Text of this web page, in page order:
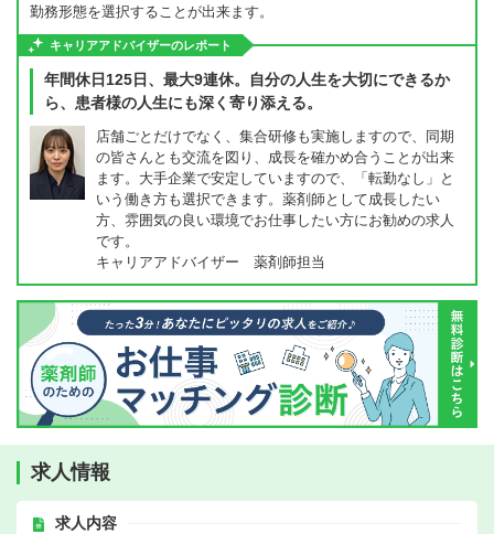
勤務形態を選択することが出来ます。
キャリアアドバイザーのレポート
年間休日125日、最大9連休。自分の人生を大切にできるか
ら、患者様の人生にも深く寄り添える。
店舗ごとだけでなく、集合研修も実施しますので、同期
の皆さんとも交流を図り、成長を確かめ合うことが出来
ます。大手企業で安定していますので、「転勤なし」と
いう働き方も選択できます。薬剤師として成長したい
方、雰囲気の良い環境でお仕事したい方にお勧めの求人
です。
キャリアアドバイザー 薬剤師担当
求人情報
求人内容